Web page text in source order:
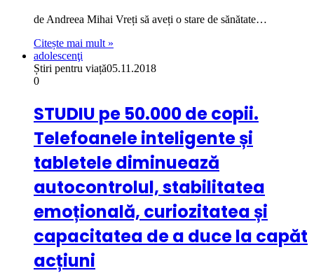
de Andreea Mihai Vreți să aveți o stare de sănătate…
Citește mai mult »
adolescenţi
Știri pentru viață05.11.2018
0
STUDIU pe 50.000 de copii.
Telefoanele inteligente și
tabletele diminuează
autocontrolul, stabilitatea
emoțională, curiozitatea și
capacitatea de a duce la capăt
acțiuni